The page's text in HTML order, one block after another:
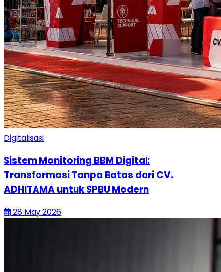
Digitalisasi
Sistem Monitoring BBM Digital:
Transformasi Tanpa Batas dari CV.
ADHITAMA untuk SPBU Modern
28 May 2026